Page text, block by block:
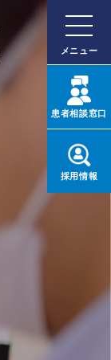
メニュー
患者相談窓口
採用情報